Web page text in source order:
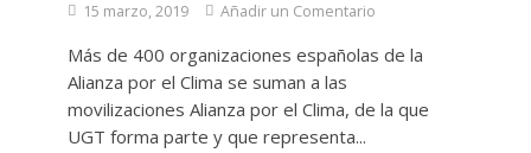
15 marzo, 2019 Añadir un Comentario
Más de 400 organizaciones españolas de la
Alianza por el Clima se suman a las
movilizaciones Alianza por el Clima, de la que
UGT forma parte y que representa...